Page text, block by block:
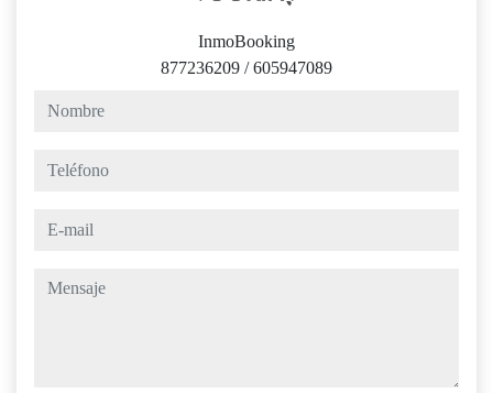
InmoBooking
877236209 /605947089
nombre
teléfono
e-mail
mensaje